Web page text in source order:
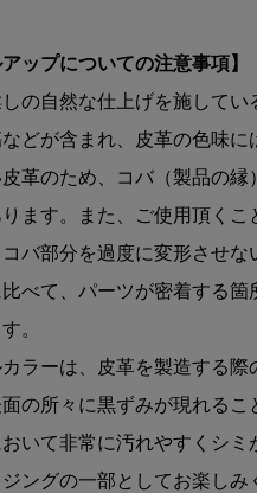
アップについての注意事項】
しの自然な仕上げを施して
どが含まれ、皮革の色味に
皮革のため、コバ（製品の
ます。また、ご使用頂く
バ部分を過度に変形させな
比べて、パーツが密着する
。
カラーは、皮革を製造する
の所々に黒ずみが現れる
いて非常に汚れやすくシ
ングの一部としてお楽しみ